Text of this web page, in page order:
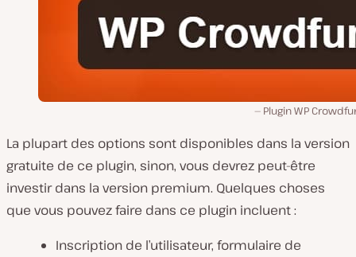
Plugin WP
La plupart des options sont disponibles dans la version
gratuite de ce plugin, sinon, vous devrez peut-être
investir dans la version premium. Quelques choses
que vous pouvez faire dans ce plugin incluent :
Inscription de l’utilisateur, formulaire de